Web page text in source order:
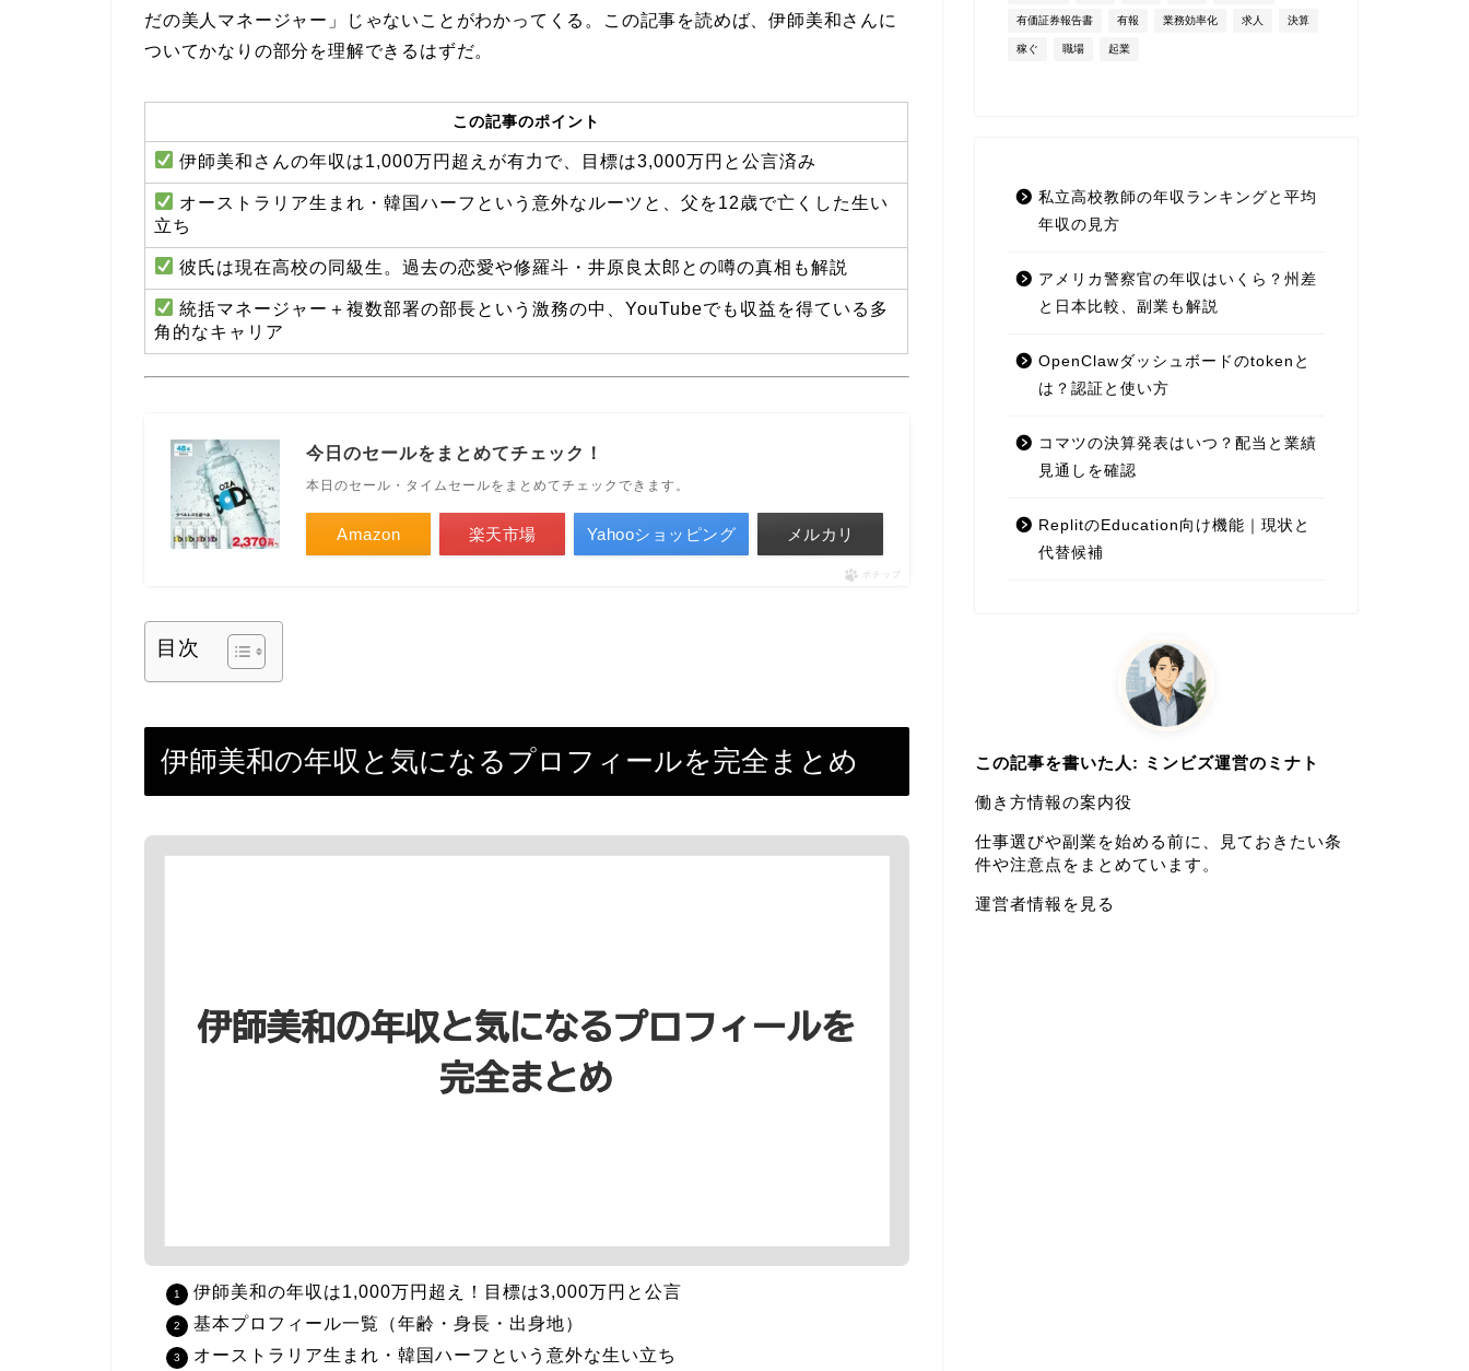
だの美人マネージャー」じゃないことがわかってくる。この記事を読めば、伊師美和さんに
ついてかなりの部分を理解できるはずだ。
この記事のポイント
伊師美和さんの年収は1,000万円超えが有力で、目標は3,000万円と公言済み
オーストラリア生まれ・韓国ハーフという意外なルーツと、父を12歳で亡くした生い
立ち
彼氏は現在高校の同級生。過去の恋愛や修羅斗・井原良太郎との噂の真相も解説
統括マネージャー＋複数部署の部長という激務の中、YouTubeでも収益を得ている多
角的なキャリア
今日のセールをまとめてチェック！
本日のセール・タイムセールをまとめてチェックできます。
Amazon 楽天市場 Yahooショッピング メルカリ
ポチップ
目次
伊師美和の年収と気になるプロフィールを完全まとめ
伊師美和の年収は1,000万円超え！目標は3,000万円と公言
基本プロフィール一覧（年齢・身長・出身地）
オーストラリア生まれ・韓国ハーフという意外な生い立ち
有価証券報告書 有報 業務効率化 求人 決算
稼ぐ 職場 起業
私立高校教師の年収ランキングと平均
年収の見方
アメリカ警察官の年収はいくら？州差
と日本比較、副業も解説
OpenClawダッシュボードのtokenと
は？認証と使い方
コマツの決算発表はいつ？配当と業績
見通しを確認
ReplitのEducation向け機能｜現状と
代替候補
この記事を書いた人: ミンビズ運営のミナト
働き方情報の案内役
仕事選びや副業を始める前に、見ておきたい条
件や注意点をまとめています。
運営者情報を見る